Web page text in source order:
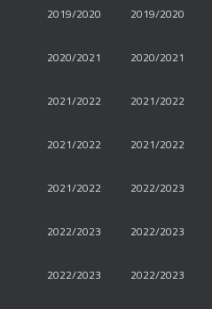
2019/2020 2019/2020
2020/2021 2020/2021
2021/2022 2021/2022
2021/2022 2021/2022
2021/2022 2022/2023
2022/2023 2022/2023
2022/2023 2022/2023